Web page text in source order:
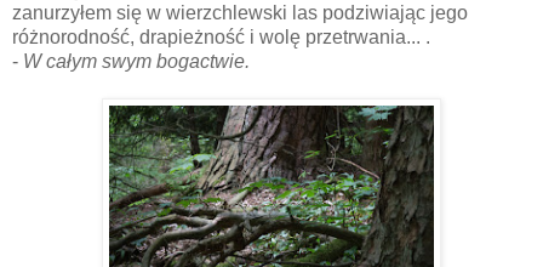
zanurzyłem się w wierzchlewski las podziwiając jego
różnorodność, drapieżność i wolę przetrwania... .
- W całym swym bogactwie.